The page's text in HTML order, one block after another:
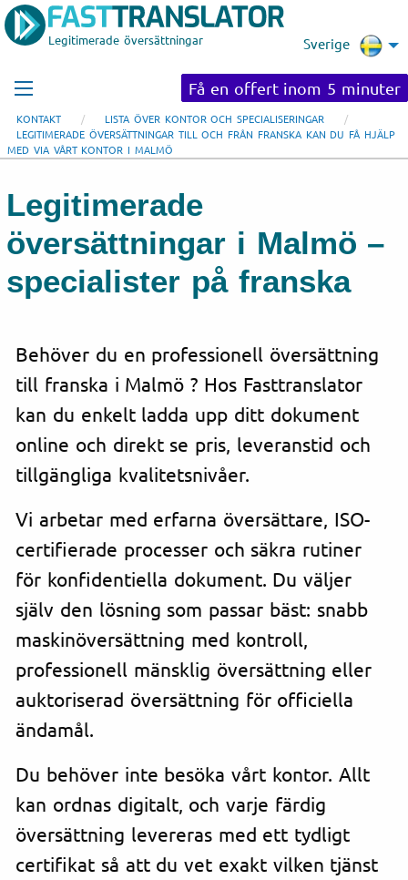
Legitimerade översättningar Sverige
Få en offert inom 5 minuter
KONTAKT
LISTA ÖVER KONTOR OCH SPECIALISERINGAR
LEGITIMERADE ÖVERSÄTTNINGAR TILL OCH FRÅN FRANSKA KAN DU FÅ HJÄLP
MED VIA VÅRT KONTOR I MALMÖ
Legitimerade
översättningar i Malmö –
specialister på franska
Behöver du en professionell översättning
till franska i Malmö ? Hos Fasttranslator
kan du enkelt ladda upp ditt dokument
online och direkt se pris, leveranstid och
tillgängliga kvalitetsnivåer.
Vi arbetar med erfarna översättare, ISO-
certifierade processer och säkra rutiner
för konfidentiella dokument. Du väljer
själv den lösning som passar bäst: snabb
maskinöversättning med kontroll,
professionell mänsklig översättning eller
auktoriserad översättning för officiella
ändamål.
Du behöver inte besöka vårt kontor. Allt
kan ordnas digitalt, och varje färdig
översättning levereras med ett tydligt
certifikat så att du vet exakt vilken tjänst